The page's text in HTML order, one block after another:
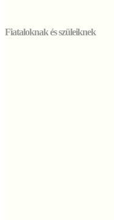
Fiataloknak és szüleiknek